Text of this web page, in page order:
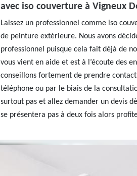
avec iso couverture à Vigneux
Laissez un professionnel comme iso
de peinture extérieure. Nous avons
professionnel puisque cela fait déjà de
vous vient en aide et est à l’écoute des
conseillons fortement de prendre
téléphone ou par le biais de la
surtout pas et allez demander un devis
se présentera pas à deux fois alors